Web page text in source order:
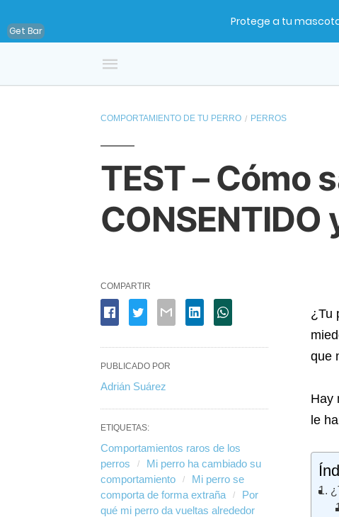
COMPORTAMIENTO DE TU PERRO PERROS
TEST – Cómo
¿Tu
que
Hay
le
COMPARTIR
PUBLICADO POR
Adrián Suárez
ETIQUETAS:
Comportamientos raros de los
perros
Mi perro ha cambiado su
comportamiento
Mi perro se
comporta de forma extraña
Por
qué mi perro da vueltas alrededor
Protege a tu
Get Bar